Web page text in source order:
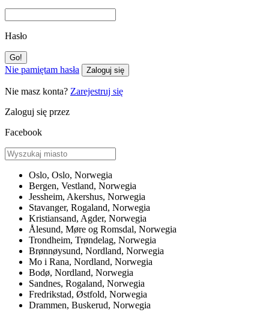
Hasło
Nie pamiętam hasła Zaloguj się
Nie masz konta? Zarejestruj się
Zaloguj się przez
Facebook
Oslo, Oslo, Norwegia
Bergen, Vestland, Norwegia
Jessheim, Akershus, Norwegia
Stavanger, Rogaland, Norwegia
Kristiansand, Agder, Norwegia
Ålesund, Møre og Romsdal, Norwegia
Trondheim, Trøndelag, Norwegia
Brønnøysund, Nordland, Norwegia
Mo i Rana, Nordland, Norwegia
Bodø, Nordland, Norwegia
Sandnes, Rogaland, Norwegia
Fredrikstad, Østfold, Norwegia
Drammen, Buskerud, Norwegia